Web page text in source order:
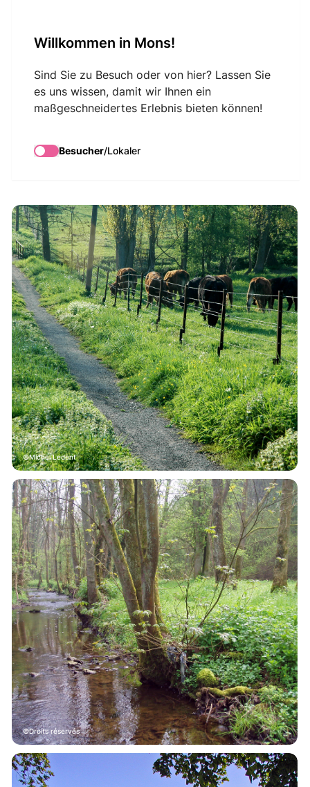
Willkommen in Mons!
Sind Sie zu Besuch oder von hier? Lassen Sie
es uns wissen, damit wir Ihnen ein
maßgeschneidertes Erlebnis bieten können!
Besucher/Lokaler
Naturpark Hauts-
Pays
Michel Ledent
Droits réservés